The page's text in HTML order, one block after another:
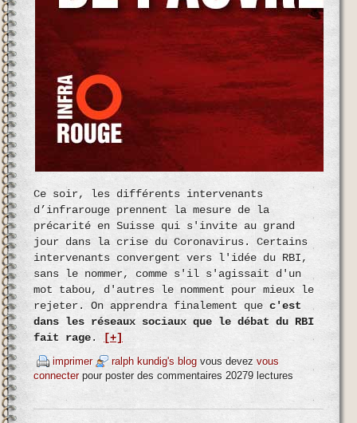
Ce soir, les différents intervenants
d’infrarouge prennent la mesure de la
précarité en Suisse qui s'invite au grand
jour dans la crise du Coronavirus. Certains
intervenants convergent vers l'idée du RBI,
sans le nommer, comme s'il s'agissait d'un
mot tabou, d'autres le nomment pour mieux le
rejeter. On apprendra finalement quec'est
dans les réseaux sociaux que le débat du RBI
fait rage .
[+]
imprimer
ralph kundig's blog vous devezvous
connecterpour poster des commentaires 20279 lectures